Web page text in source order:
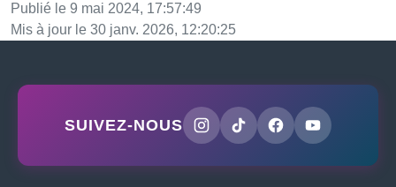
Publié le 9 mai 2024, 17:57:49
Mis à jour le 30 janv. 2026, 12:20:25
SUIVEZ-NOUS